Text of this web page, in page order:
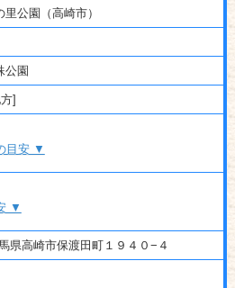
里公園（高崎市）
公園
]
目安 ▼
▼
県高崎市保渡田町１９４０−４